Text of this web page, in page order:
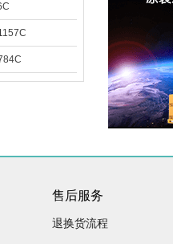
售后服务
退换货流程